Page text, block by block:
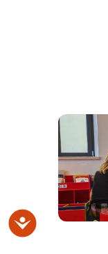
Accessibilità